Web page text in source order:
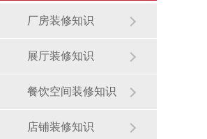
厂房装修知识
展厅装修知识
餐饮空间装修知识
店铺装修知识